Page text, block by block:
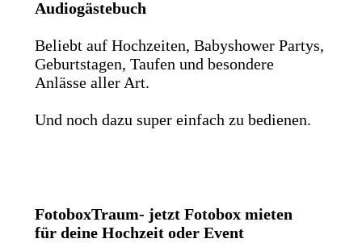
Audiogästebuch
Beliebt auf Hochzeiten, Babyshower Partys,
Geburtstagen, Taufen und besondere
Anlässe aller Art.
Und noch dazu super einfach zu bedienen.
FotoboxTraum- jetzt Fotobox mieten
für deine Hochzeit oder Event